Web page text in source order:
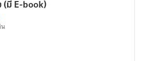
(มี E-book)